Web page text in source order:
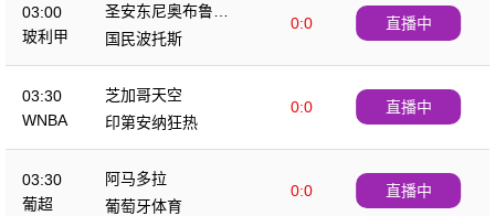
03:00
玻利甲
圣安东尼奥布鲁布
鲁
0:0
国民波托斯
直播中
03:30
WNBA
芝加哥天空
0:0
印第安纳狂热
直播中
03:30
葡超
阿马多拉
0:0
葡萄牙体育
直播中